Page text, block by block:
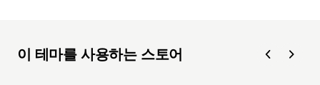
이 테마를 사용하는 스토어